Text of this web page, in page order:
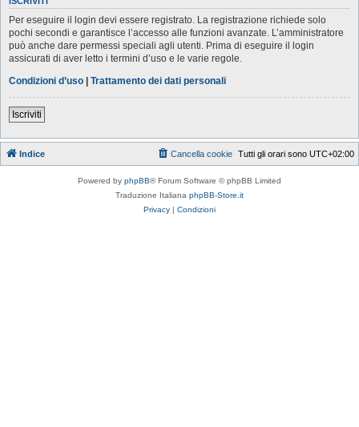
Per eseguire il login devi essere registrato. La registrazione richiede solo
pochi secondi e garantisce l’accesso alle funzioni avanzate. L’amministratore
può anche dare permessi speciali agli utenti. Prima di eseguire il login
assicurati di aver letto i termini d’uso e le varie regole.
Condizioni d’uso | Trattamento dei dati personali
Iscriviti
Indice Tutti gli orari sono UTC+02:00
Cancella cookie
Powered by phpBB® Forum Software © phpBB Limited
Traduzione Italiana phpBB-Store.it
Privacy | Condizioni